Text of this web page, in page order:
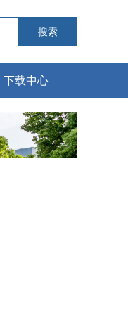
搜索
下载中心